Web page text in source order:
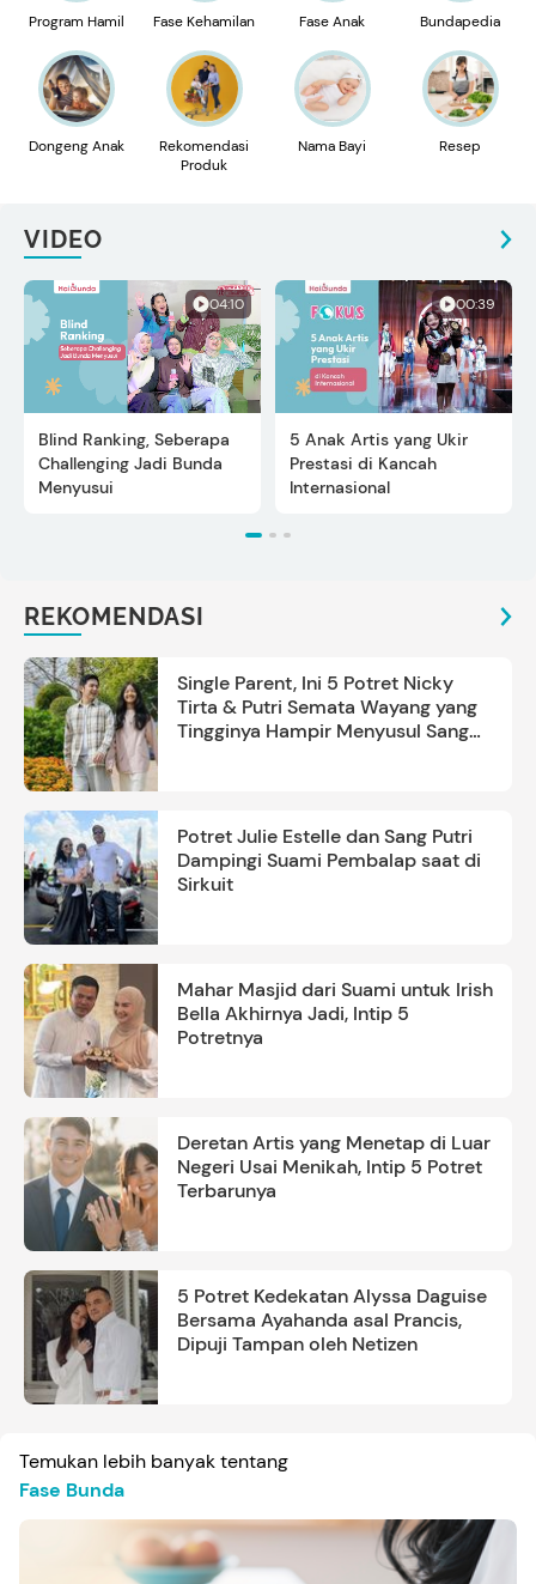
Program Hamil Fase Kehamilan Fase Anak Bundapedia
Dongeng Anak
Rekomendasi
Produk
Nama Bayi Resep
VIDEO
04:10
Blind Ranking, Seberapa
Challenging Jadi Bunda
Menyusui
00:39
5 Anak Artis yang Ukir
Prestasi di Kancah
Internasional
REKOMENDASI
Single Parent, Ini 5 Potret Nicky
Tirta & Putri Semata Wayang yang
Tingginya Hampir Menyusul Sang
Potret Julie Estelle dan Sang Putri
Dampingi Suami Pembalap saat di
Sirkuit
Mahar Masjid dari Suami untuk Irish
Bella Akhirnya Jadi, Intip 5
Potretnya
Deretan Artis yang Menetap di Luar
Negeri Usai Menikah, Intip 5 Potret
Terbarunya
5 Potret Kedekatan Alyssa Daguise
Bersama Ayahanda asal Prancis,
Dipuji Tampan oleh Netizen
Temukan lebih banyak tentang
Fase Bunda